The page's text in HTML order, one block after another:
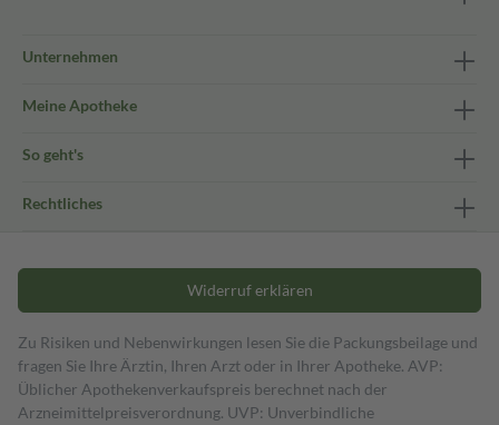
Unternehmen
Meine Apotheke
So geht's
Rechtliches
Widerruf erklären
Zu Risiken und Nebenwirkungen lesen Sie die Packungsbeilage und
fragen Sie Ihre Ärztin, Ihren Arzt oder in Ihrer Apotheke. AVP:
Üblicher Apothekenverkaufspreis berechnet nach der
Arzneimittelpreisverordnung. UVP: Unverbindliche